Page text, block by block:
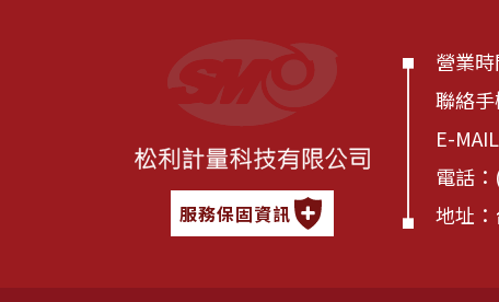
服務保固資訊
營業
聯絡手
E-
電話：
地址